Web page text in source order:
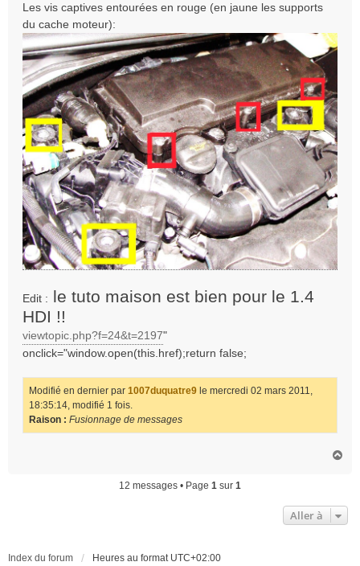
Les vis captives entourées en rouge (en jaune les supports
du cache moteur):
Edit : le tuto maison est bien pour le 1.4
HDI !!
viewtopic.php?f=24&t=2197"
onclick="window.open(this.href);return false;
Modifié en dernier par 1007duquatre9 le mercredi 02 mars 2011,
18:35:14, modifié 1 fois.
Raison : Fusionnage de messages
12 messages • Page 1 sur 1
Aller à
Index du forum Heures au format UTC+02:00